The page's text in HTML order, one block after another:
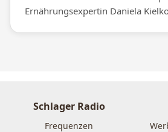
Ernährungsexpertin Daniela
Schlager Radio
Frequenzen